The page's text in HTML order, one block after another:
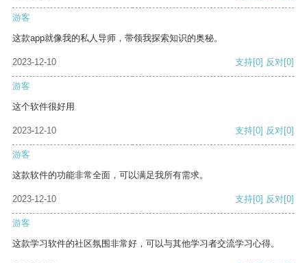
游客
这款app就像我的私人导师，带领我探索知识的奥秘。
2023-12-10 支持[0] 反对[0]
游客
这个软件很好用
2023-12-10 支持[0] 反对[0]
游客
这款软件的功能非常全面，可以满足我所有需求。
2023-12-10 支持[0] 反对[0]
游客
这款学习软件的社区氛围非常好，可以与其他学习者交流学习心得。